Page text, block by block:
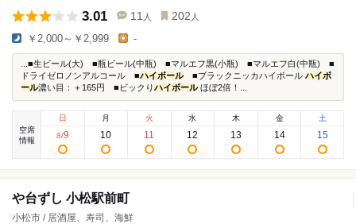
3.01 11 人 202 人
￥2,000～￥2,999 -
...■生ビール(大) ■瓶ビール(中瓶) ■マルエフ黒(小瓶) ■マルエフ白(中瓶) ■
ドライゼロノンアルコール ■ハイボール■ブラックニッカハイボール ハイボ
ール濃い目：＋165円 ■ビックりハイボールほぼ2倍！...
空席
情報
日
8/9
月
10
火
11
水
12
木
13
金
14
土
15
や台ずし 小松駅前町
小松市 / 居酒屋、寿司、海鮮